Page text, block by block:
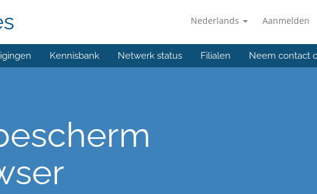
Nederlands Aanmelden
Kennisbank Netwerk status Filialen Neem contact